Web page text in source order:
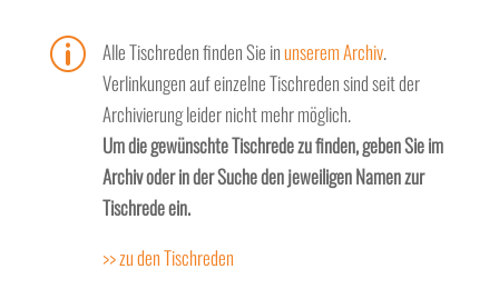
p Alle Tischreden finden Sie inunserem Archiv.
Verlinkungen auf einzelne Tischreden sind seit der
Archivierung leider nicht mehr möglich.
Um die gewünschte Tischrede zu finden, geben Sie im
Archiv oder in der Suche den jeweiligen Namen zur
Tischrede ein.
>> zu den Tischreden